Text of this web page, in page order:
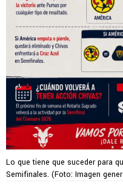
Lo que tiene que suceder para
Semifinales. (Foto: Imagen